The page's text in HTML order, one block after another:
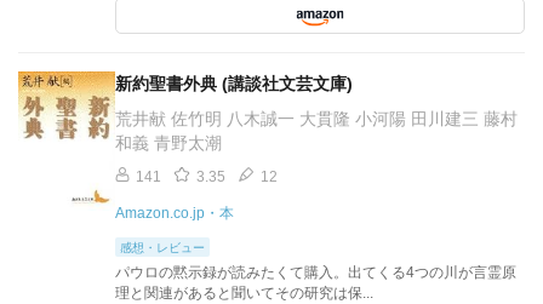
新約聖書外典 (講談社文芸文庫)
荒井献 佐竹明 八木誠一 大貫隆 小河陽 田川建三 藤村
和義 青野太潮
141 3.35 12
Amazon.co.jp・本
感想・レビュー
パウロの黙示録が読みたくて購入。出てくる4つの川が言霊原
理と関連があると聞いてその研究は保...